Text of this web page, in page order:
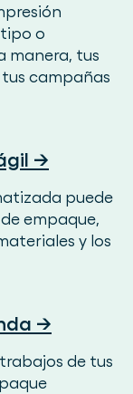
o
manera, tus
campañas
→
puede
empaque,
y los
→
de tus